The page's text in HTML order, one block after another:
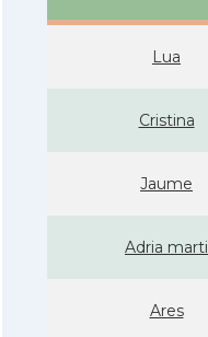
Lua
Cristina
Jaume
Adria marti
Ares